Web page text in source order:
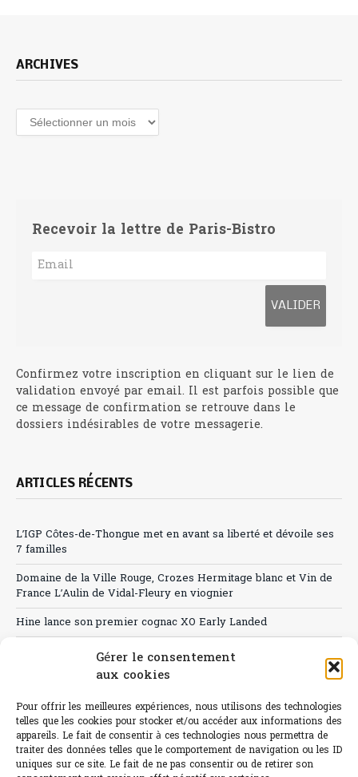
Gérer le consentement
aux cookies
Pour offrir les meilleures expériences, nous utilisons des technologies
telles que les cookies pour stocker et/ou accéder aux informations des
appareils. Le fait de consentir à ces technologies nous permettra de
traiter des données telles que le comportement de navigation ou les ID
uniques sur ce site. Le fait de ne pas consentir ou de retirer son
ARCHIVES
Archives
Recevoir la lettre de Paris-Bistro
Confirmez votre inscription en cliquant sur le lien de
validation envoyé par email. Il est parfois possible que
ce message de confirmation se retrouve dans le
dossiers indésirables de votre messagerie.
ARTICLES RÉCENTS
L’IGP Côtes-de-Thongue met en avant sa liberté et dévoile ses
7 familles
Domaine de la Ville Rouge, Crozes Hermitage blanc et Vin de
France L’Aulin de Vidal-Fleury en viognier
Hine lance son premier cognac XO Early Landed
Canicule : A quand le CHR à « l’heure espagnole » ?
Sélection de rosés 2026